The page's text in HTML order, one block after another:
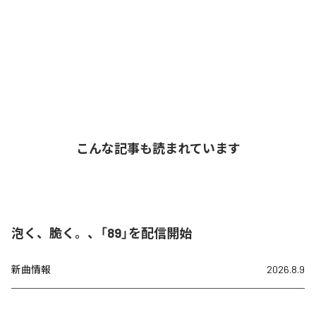
こんな記事も読まれています
泡く、脆く。、「89」を配信開始
新曲情報 2026.8.9